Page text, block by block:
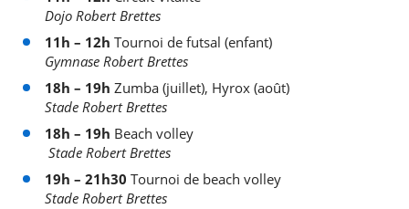
Dojo Robert Brettes
11h – 12h Tournoi de futsal (enfant)
Gymnase Robert Brettes
18h – 19h Zumba (juillet), Hyrox (août)
Stade Robert Brettes
18h – 19h Beach volley
Stade Robert Brettes
19h – 21h30 Tournoi de beach volley
Stade Robert Brettes